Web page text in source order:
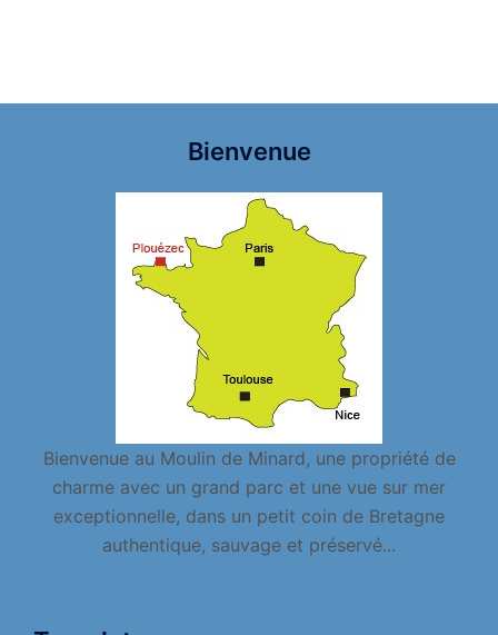
Bienvenue
Bienvenue au Moulin de Minard, une propriété de
charme avec un grand parc et une vue sur mer
exceptionnelle, dans un petit coin de Bretagne
authentique, sauvage et préservé...